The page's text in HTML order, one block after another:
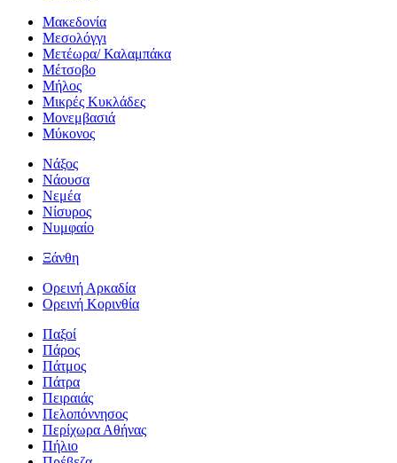
Μακεδονία
Μεσολόγγι
Μετέωρα/ Καλαμπάκα
Μέτσοβο
Μήλος
Μικρές Κυκλάδες
Μονεμβασιά
Μύκονος
Νάξος
Νάουσα
Νεμέα
Νίσυρος
Νυμφαίο
Ξάνθη
Ορεινή Αρκαδία
Ορεινή Κορινθία
Παξοί
Πάρος
Πάτμος
Πάτρα
Πειραιάς
Πελοπόννησος
Περίχωρα Αθήνας
Πήλιο